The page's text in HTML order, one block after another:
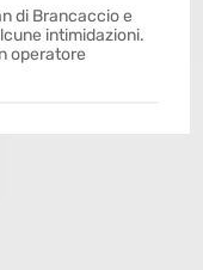
di Brancaccio e
intimidazioni.
operatore